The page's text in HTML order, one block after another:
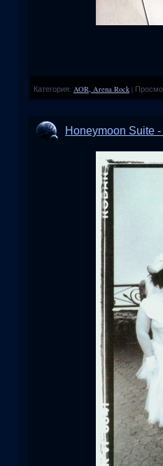
Категория: AOR, Arena Rock |
Honeymoon Suite